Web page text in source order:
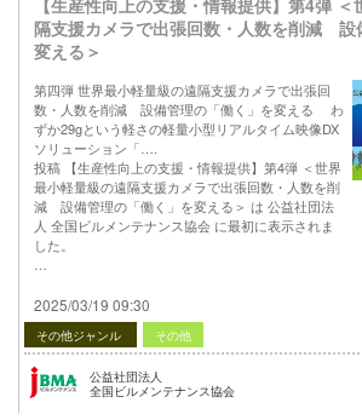
隔支援カメラで出張回数・人数を削減 設
変える＞
第四弾 世界最小軽量級の遠隔支援カメラで出張回
数・人数を削減 設備管理の「働く」を変える わ
ずか29gという軽さの軽量小型リアルタイム映像DX
ソリューション「….
投稿 【生産性向上の支援・情報提供】第4弾 ＜世界
最小軽量級の遠隔支援カメラで出張回数・人数を削
減 設備管理の「働く」を変える＞ は 公益社団法
人 全国ビルメンテナンス協会 に最初に表示されま
した。
2025/03/19 09:30
その他ジャンル その他
公益社団法人
全国ビルメンテナンス協会